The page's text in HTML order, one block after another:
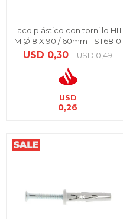
Taco plástico con tornillo HIT
M Ø 8 X 90 / 60mm - ST6810
USD 0,30 USD 0,49
USD
0,26